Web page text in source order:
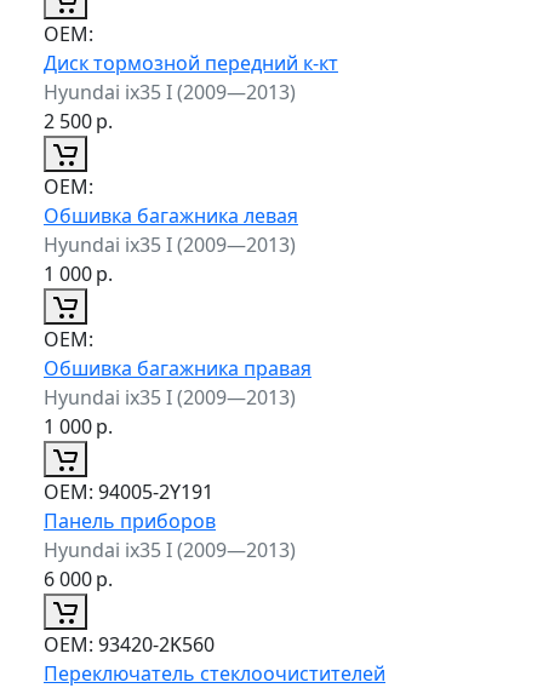
ОЕМ:
Диск тормозной передний к-кт
Hyundai ix35 I (2009—2013)
2 500р.
ОЕМ:
Обшивка багажника левая
Hyundai ix35 I (2009—2013)
1 000р.
ОЕМ:
Обшивка багажника правая
Hyundai ix35 I (2009—2013)
1 000р.
ОЕМ: 94005-2Y191
Панель приборов
Hyundai ix35 I (2009—2013)
6 000р.
ОЕМ: 93420-2K560
Переключатель стеклоочистителей